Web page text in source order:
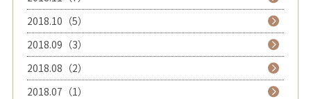
2018.10（5）
2018.09（3）
2018.08（2）
2018.07（1）